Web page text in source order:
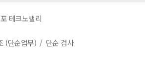
테크노밸리
(단순업무) / 단순 검사